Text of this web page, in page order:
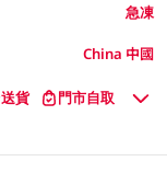
急凍
China 中國
送貨 門市自取